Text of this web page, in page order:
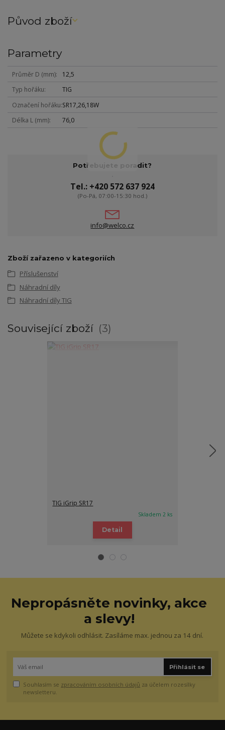
Původ zboží
Parametry
Průměr D (mm)
12,5
Typ hořáku
TIG
Označení hořáku SR17,26,18W
Délka L (mm)
76,0
Potřebujete poradit?
Tel.: +420 572 637 924
(Po-Pá, 07:00-15:30 hod.)
info@welco.cz
Zboží zařazeno v kategoriích
Příslušenství
Náhradní díly
Náhradní díly TIG
Související zboží 3
TIG iGrip SR17
Skladem 2 ks
Detail
Nepropásněte novinky, akce
a slevy!
Můžete se kdykoli odhlásit. Zasíláme max. jednou za 14 dní.
Přihlásit se
Souhlasím se zpracováním osobních údajů za účelem rozesílky
newsletteru.